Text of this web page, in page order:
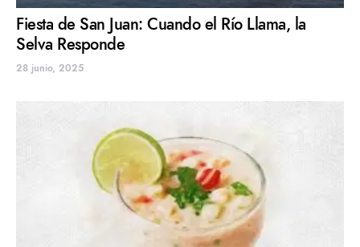
Fiesta de San Juan: Cuando el Río Llama, la
Selva Responde
28 junio, 2025